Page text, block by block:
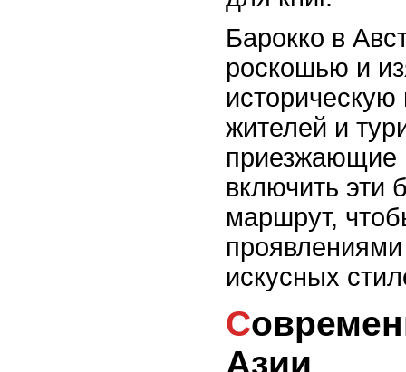
Барокко в
роскошью и
жителей и
приезжающие
включить эти
маршрут,
искусных
Современная архитектура в
Азии